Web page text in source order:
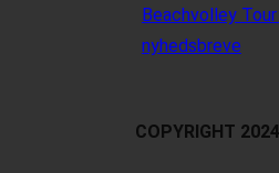
Beachvolley
nyhedsbreve
COPYRIGHT